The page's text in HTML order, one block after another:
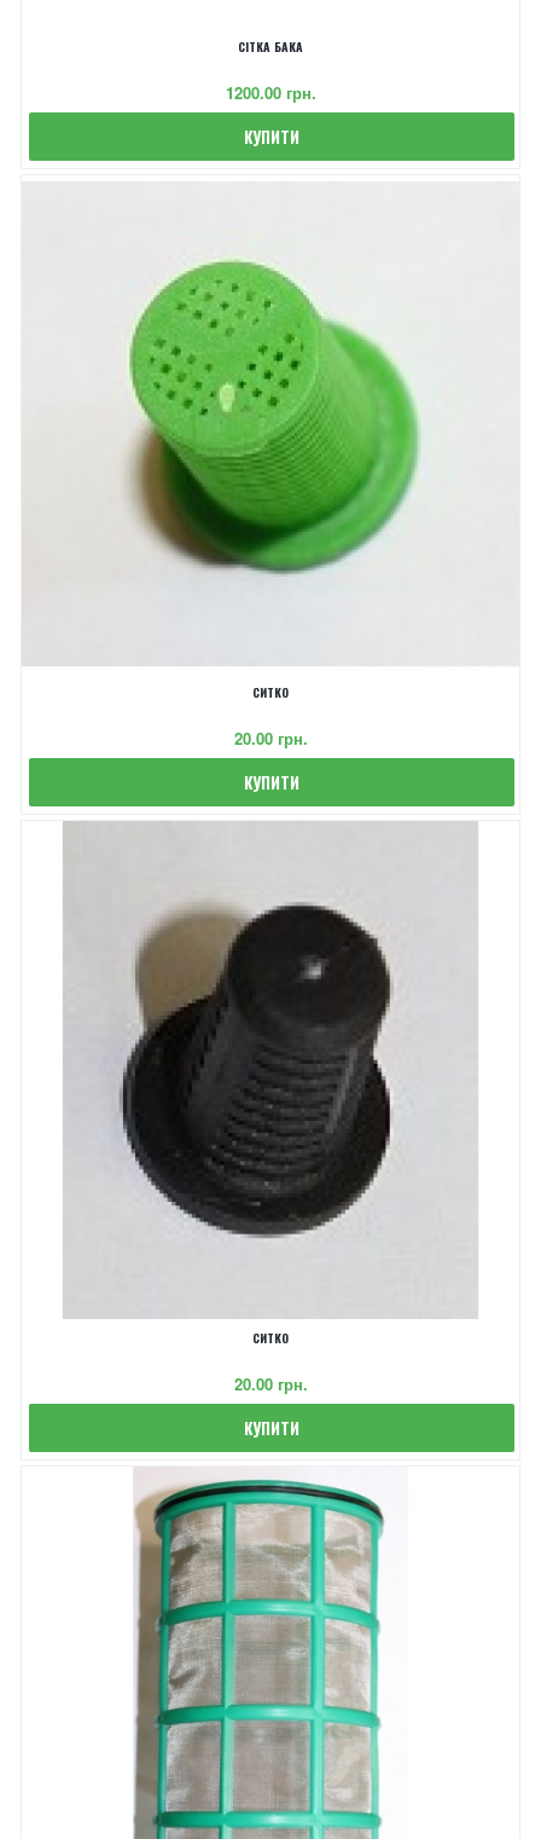
СІТКА БАКА
‎1200.00 грн.
КУПИТИ
СИТКО
‎20.00 грн.
КУПИТИ
СИТКО
‎20.00 грн.
КУПИТИ